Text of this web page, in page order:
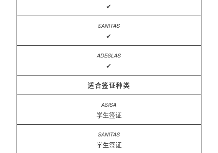
✔
✔
✔
适合签证种类
学生签证
学生签证